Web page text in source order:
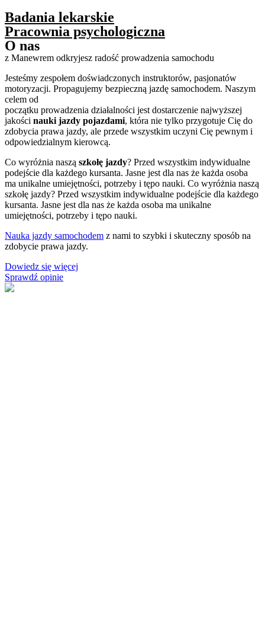
Badania lekarskie
Pracownia psychologiczna
O nas
z Manewrem odkryjesz radość prowadzenia samochodu
Jesteśmy zespołem doświadczonych instruktorów, pasjonatów
motoryzacji. Propagujemy bezpieczną jazdę samochodem. Naszym
celem od
początku prowadzenia działalności jest dostarczenie najwyższej
jakości nauki jazdy pojazdami, która nie tylko przygotuje Cię do
zdobycia prawa jazdy, ale przede wszystkim uczyni Cię pewnym i
odpowiedzialnym kierowcą.
Co wyróżnia naszą szkołę jazdy? Przed wszystkim indywidualne
podejście dla każdego kursanta. Jasne jest dla nas że każda osoba
ma unikalne umiejętności, potrzeby i tępo nauki. Co wyróżnia naszą
szkołę jazdy? Przed wszystkim indywidualne podejście dla każdego
kursanta. Jasne jest dla nas że każda osoba ma unikalne
umiejętności, potrzeby i tępo nauki.
Nauka jazdy samochodem z nami to szybki i skuteczny sposób na
zdobycie prawa jazdy.
Dowiedz się więcej
Sprawdź opinie